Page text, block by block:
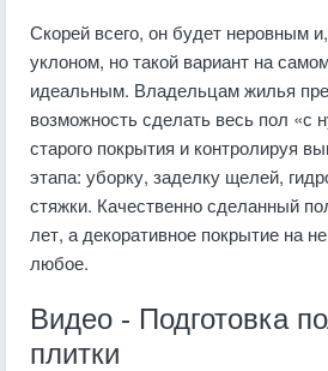
Скорей всего, он будет неровным
уклоном, но такой вариант на
идеальным. Владельцам жилья
возможность сделать весь пол «с
старого покрытия и контролируя
этапа: уборку, заделку щелей,
стяжки. Качественно сделанный
лет, а декоративное покрытие на
любое.
Видео - Подготовка
плитки